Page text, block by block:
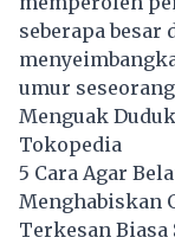
seberapa besar
umur
Menguak
Tokopedia
5 Cara Agar
Menghabiskan
Terkesan Biasa